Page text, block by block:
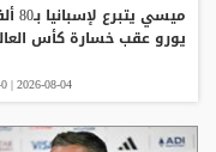
ميسي يتبرع
يورو عقب خسارة كأس
2026-08-04 | 09:40 م